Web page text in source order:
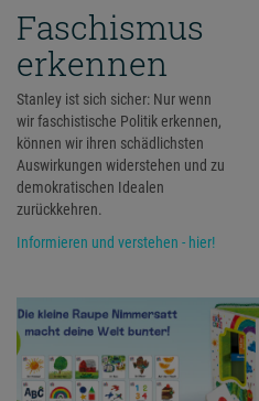
Faschismus
erkennen
Stanley ist sich sicher: Nur wenn
wir faschistische Politik erkennen,
können wir ihren schädlichsten
Auswirkungen widerstehen und zu
demokratischen Idealen
zurückkehren.
Informieren und verstehen - hier!